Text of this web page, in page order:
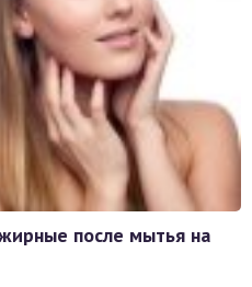
после мытья на